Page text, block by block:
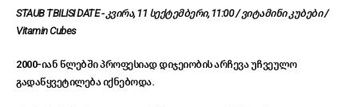
STAUB TBILISI DATE - კვირა, 11 სექტემბერი, 11:00 / ვიტამინი კუბები /
Vitamin Cubes
2000-იან წლებში პროფესიად დიჯეიობის არჩევა უჩვეულო
გადაწყვეტილება იქნებოდა.